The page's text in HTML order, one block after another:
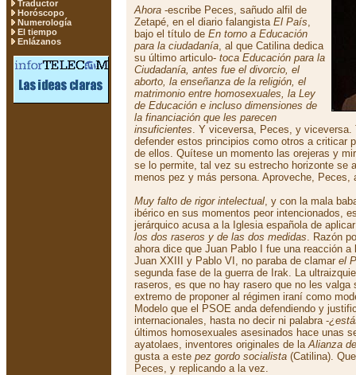
Traductor
Horóscopo
Numerología
El tiempo
Enlázanos
Ahora -escribe Peces, sañudo alfil de
Zetapé, en el diario falangista El País,
bajo el título de En torno a Educación
para la ciudadanía, al que Catilina dedica
su último articulo- toca Educación para la
Ciudadanía, antes fue el divorcio, el
aborto, la enseñanza de la religión, el
matrimonio entre homosexuales, la Ley
de Educación e incluso dimensiones de
la financiación que les parecen
insuficientes. Y viceversa, Peces, y viceversa.
defender estos principios como otros a criticar
de ellos. Quítese un momento las orejeras y
se lo permite, tal vez su estrecho horizonte se
menos pez y más persona. Aproveche, Peces,
Muy falto de rigor intelectual, y con la mala
ibérico en sus momentos peor intencionados,
jerárquico acusa a la Iglesia española de
los dos raseros y de las dos medidas. Razón
ahora dice que Juan Pablo I fue una reacción a
Juan XXIII y Pablo VI, no paraba de clamar el
segunda fase de la guerra de Irak. La
raseros, es que no hay rasero que no les valga
extremo de proponer al régimen iraní como
Modelo que el PSOE anda defendiendo y
internacionales, hasta no decir ni palabra -
últimos homosexuales asesinados hace unas
ayatolaes, inventores originales de laAlianza
gusta a este pez gordo socialista (Catilina).
Peces, y replicando a la vez.